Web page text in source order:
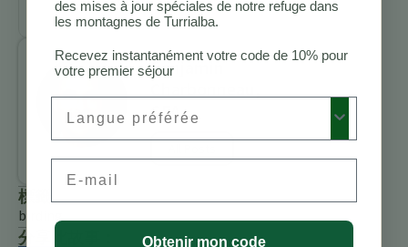
Benjamin
CFA
標籤
birding
分享此故事：
des mises à jour spéciales de notre refuge dans
les montagnes de Turrialba.
Recevez instantanément votre code de 10% pour
votre premier séjour
Obtenir mon code